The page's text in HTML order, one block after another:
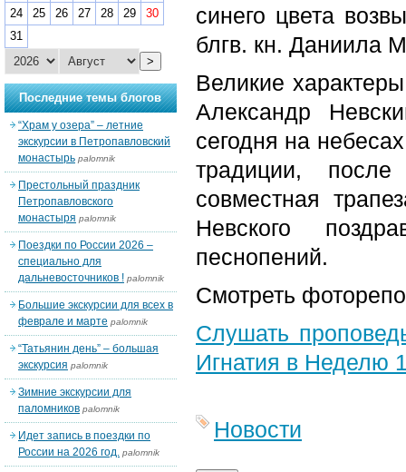
синего цвета
блгв. кн. Даниила
Великие
Александр
сегодня на
традиции,
совместная
Невского
песнопений.
Смотреть
Слушать
Игнатия в Неделю
Новости
24
25 26 27 28 29
30
31
>
Последние темы блогов
“Храм у озера” – летние
экскурсии в Петропавловский
монастырь palomnik
Престольный праздник
Петропавловского
монастыря palomnik
Поездки по России 2026 –
специально для
дальневосточников ! palomnik
Большие экскурсии для всех в
феврале и марте palomnik
“Татьянин день” – большая
экскурсия palomnik
Зимние экскурсии для
паломников palomnik
Идет запись в поездки по
России на 2026 год. palomnik